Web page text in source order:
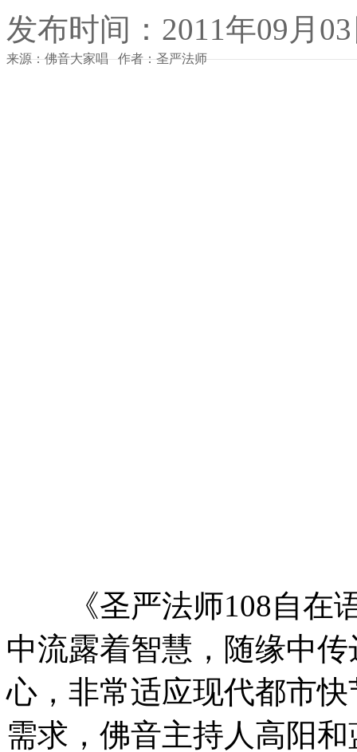
发布时间：2011年09月
来源：佛音大家唱 作者：圣严法师
《圣严法师108自在语
中流露着智慧，随缘中
心，非常适应现代都市
需求，佛音主持人高阳